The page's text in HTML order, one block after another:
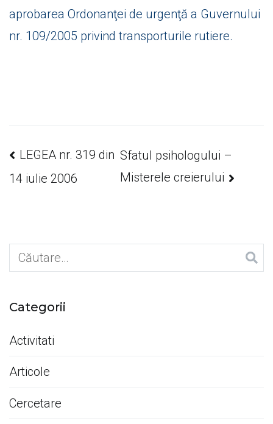
aprobarea Ordonanţei de urgenţă a Guvernului
nr. 109/2005 privind transporturile rutiere.
Navigare
articole
LEGEA nr. 319 din
14 iulie 2006
Sfatul psihologului –
Misterele creierului
Caută
după:
Categorii
Activitati
Articole
Cercetare